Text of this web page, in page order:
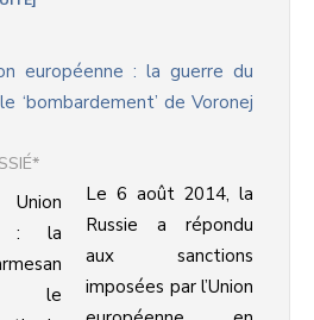
européenne : la guerre du
‘bombardement’ de Voronej
Le 6 août 2014, la
Russie a répondu
aux sanctions
imposées par l’Union